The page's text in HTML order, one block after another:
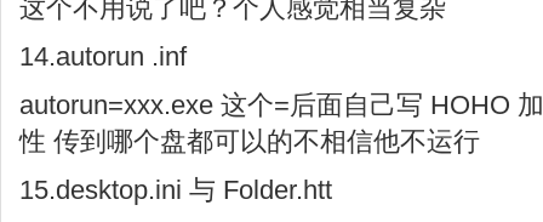
这个不用说了吧？个人感觉相当复杂
14.autorun .inf
autorun=xxx.exe 这个=后面自己写 HOHO
性 传到哪个盘都可以的不相信他不运行
15.desktop.ini 与 Folder.htt